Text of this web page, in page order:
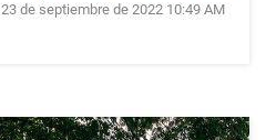
23 de septiembre de 2022 10:49 AM